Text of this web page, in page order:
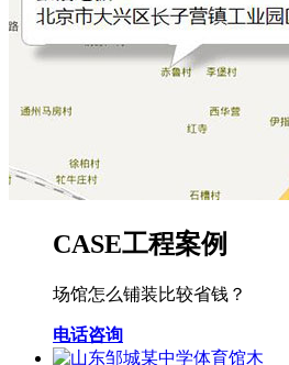
CASE工程案例
场馆怎么铺装比较省钱？
电话咨询